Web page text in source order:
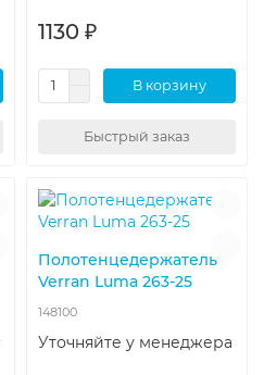
1130 ₽
В корзину
Быстрый заказ
Полотенцедержатель
Verran Luma 263-25
148100
Уточняйте у менеджера